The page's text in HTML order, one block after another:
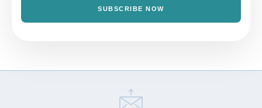
SUBSCRIBE NOW